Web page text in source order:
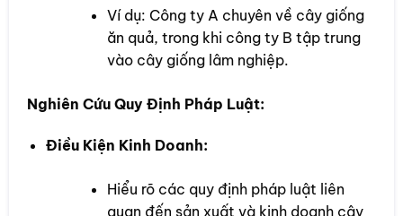
Ví dụ: Công ty A chuyên về cây giống
ăn quả, trong khi công ty B tập trung
vào cây giống lâm nghiệp.
Nghiên Cứu Quy Định Pháp Luật:
Điều Kiện Kinh Doanh:
Hiểu rõ các quy định pháp luật liên
quan đến sản xuất và kinh doanh cây